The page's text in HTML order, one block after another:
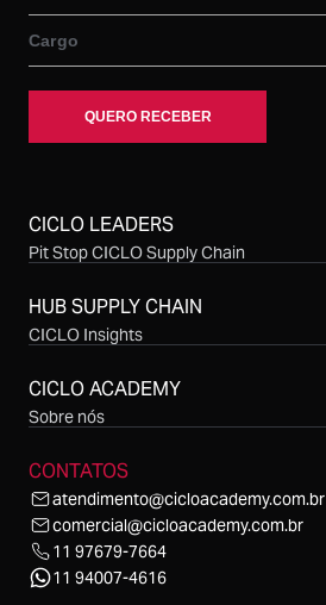
CICLO LEADERS
Pit Stop CICLO Supply Chain
Simpósio CICLO Supply Chain
HUB SUPPLY CHAIN
CICLO Insights
CICLO Talks
CICLO Cast
CICLO ACADEMY
Sobre nós
CONTATOS
atendimento@cicloacademy.com.br
comercial@cicloacademy.com.br
11 97679-7664
11 94007-4616